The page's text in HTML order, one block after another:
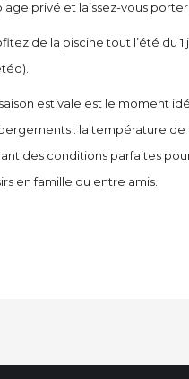
privé et laissez-vous
de la piscine tout l’été du
estivale est le moment
: la température de
des conditions parfaites
en famille ou entre amis.